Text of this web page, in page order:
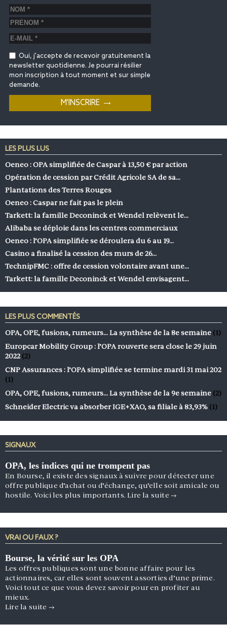
Oui, j'accepte de recevoir gratuitement la
newsletter quotidienne. Je pourrai résilier
mon inscription à tout moment et sur simple
demande.
LES PLUS LUS
Oeneo : OPA simplifiée de Caspar à 13,50 € par action
Opération de cession par Crédit Agricole SA de sa…
Plantations des Terres Rouges
Oeneo : Caspar ne fait pas le plein
Tarkett: la famille Deconinck et Wendel relèvent le…
Alibaba se déploie dans les centres commerciaux
Oeneo : l’OPA simplifiée se déroulera du 6 au 19…
Casino a finalisé la cession des murs de 26…
TechnipFMC : offre de cession volontaire avant une…
Tarkett: la famille Deconinck et Wendel envisagent…
LES PLUS COMMENTÉS
OPA, OPE, fusions, rumeurs… La synthèse de la 8e semaine (1)
Europcar Mobility Group : l’OPA rouverte sera close le 29 juin
2022 (2)
CNP Assurances : l’OPA simplifiée se termine mardi 31 mai 202
(1)
OPA, OPE, fusions, rumeurs… La synthèse de la 9e semaine (2)
Schneider Electric va absorber IGE+XAO, sa filiale à 83,93% (1)
SIGNAUX
OPA, les indices qui ne trompent pas
En Bourse, il existe des signaux à suivre pour détecter une
offre publique d’achat ou d’échange, qu’elle soit amicale ou
hostile. Voici les plus importants.Lire la suite →
VRAI OU FAUX ?
Bourse, la vérité sur les OPA
Les offres publiques sont une bonne affaire pour les
actionnaires, car elles sont souvent assorties d’une prime.
Voici tout ce que vous devez savoir pour en profiter au
mieux.
Lire la suite →